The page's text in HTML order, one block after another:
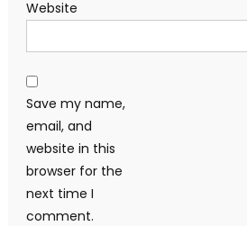
Website
Save my name,
email, and
website in this
browser for the
next time I
comment.